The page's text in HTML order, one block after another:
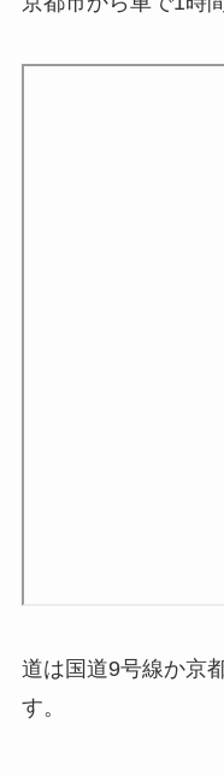
道は 国道9号線か京
す。